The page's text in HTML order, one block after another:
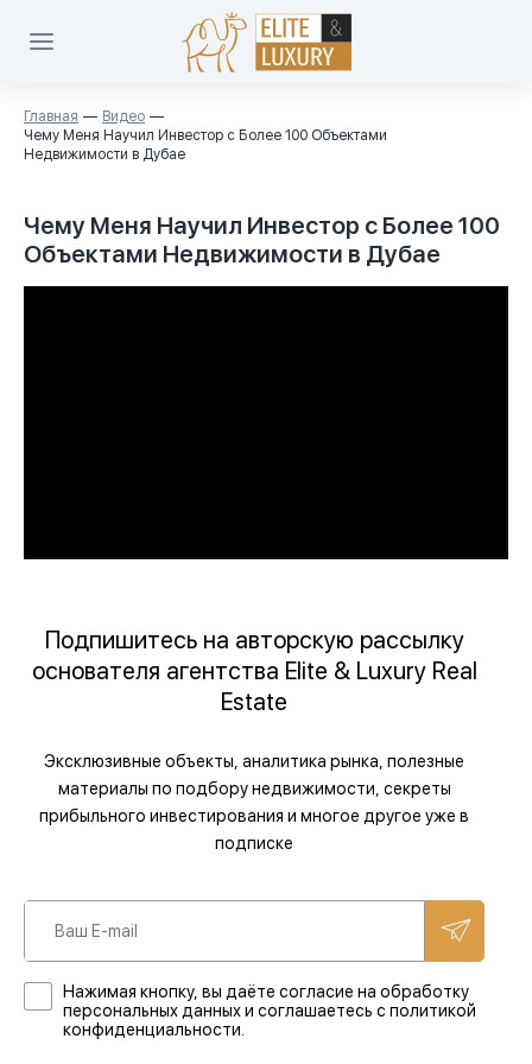
Главная
Видео
Чему Меня Научил Инвестор с Более 100 Объектами
Недвижимости в Дубае
Чему Меня Научил Инвестор с Более 100
Объектами Недвижимости в Дубае
Подпишитесь на авторскую рассылку
основателя агентства Elite & Luxury Real
Estate
Эксклюзивные объекты, аналитика рынка, полезные
материалы по подбору недвижимости, секреты
прибыльного инвестирования и многое другое уже в
подписке
Нажимая кнопку, вы даёте согласие на обработку
персональных данных и соглашаетесь с политикой
конфиденциальности.